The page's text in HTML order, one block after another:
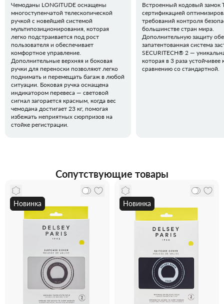
Чемоданы LONGITUDE оснащены
многоступенчатой телескопической
ручкой с новейшей системой
мультипозиционирования, которая
легко подстраивается под рост
пользователя и обеспечивает
комфортное управление.
Дополнительные верхняя и боковая
ручки для переноски позволяют легко
поднимать и перемещать багаж в любой
ситуации. Боковая ручка оснащена
индикатором перевеса — световой
сигнал загорается красным, когда вес
чемодана достигает 23 кг, помогая
избежать неприятных сюрпризов на
стойке регистрации.
Встроенный кодовый замок
сертификацией
требований контроля
большинстве стран мира.
Дополнительную защиту
запатентованная система
SECURITECH® 2 —
которая в 3 раза устойчивее
сравнению со стандартной.
Сопутствующие товары
Новинка Новинка